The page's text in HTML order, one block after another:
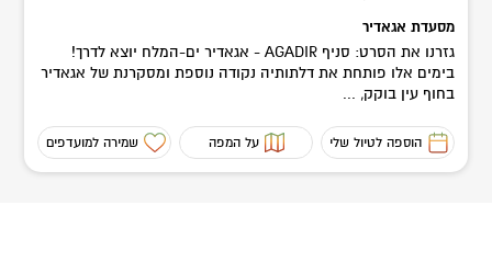
מסעדת אגאדיר
גזרנו את הסרט: סניף AGADIR - אגאדיר ים-המלח יוצא לדרך!
בימים אלו פותחת את דלתותיה נקודה נוספת ומסקרנת של אגאדיר
בחוף עין בוקק, ...
הוספה לטיול שלי על המפה שמירה למועדפים